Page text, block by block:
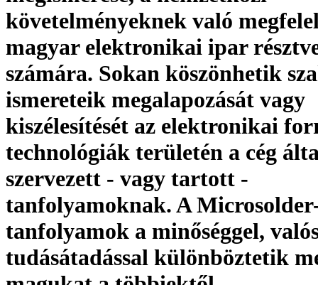
követelményeknek való
magyar elektronikai ipar
számára. Sokan köszönhetik
ismereteik megalapozását vagy
kiszélesítését az elektronikai
technológiák területén a cég
szervezett - vagy tartott -
tanfolyamoknak. A
tanfolyamok a minőséggel,
tudásátadással különböztetik